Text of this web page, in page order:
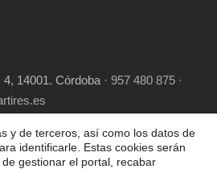
14001. Córdoba · 957 480 875 ·
y de terceros, así como los datos de
identificarle. Estas cookies serán
gestionar el portal, recabar